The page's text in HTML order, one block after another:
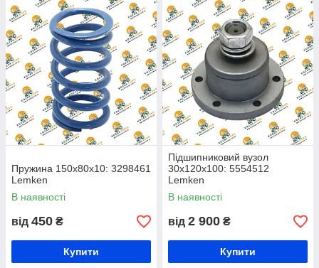
Пружина 150х80х10: 3298461
Lemken
В наявності
від 450 ₴
Купити
Підшипниковий вузол
30х120х100: 5554512
Lemken
В наявності
від 2 900 ₴
Купити